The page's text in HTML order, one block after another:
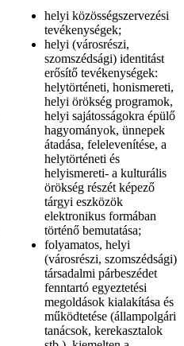
helyi közösségszervezési
tevékenységek;
helyi (városrészi,
szomszédsági) identitást
erősítő tevékenységek:
helytörténeti, honismereti,
helyi örökség programok,
helyi sajátosságokra épülő
hagyományok, ünnepek
átadása, felelevenítése, a
helytörténeti és
helyismereti- a kulturális
örökség részét képező
tárgyi eszközök
elektronikus formában
történő bemutatása;
folyamatos, helyi
(városrészi, szomszédsági)
társadalmi párbeszédet
fenntartó egyeztetési
megoldások kialakítása és
működtetése (állampolgári
tanácsok, kerekasztalok